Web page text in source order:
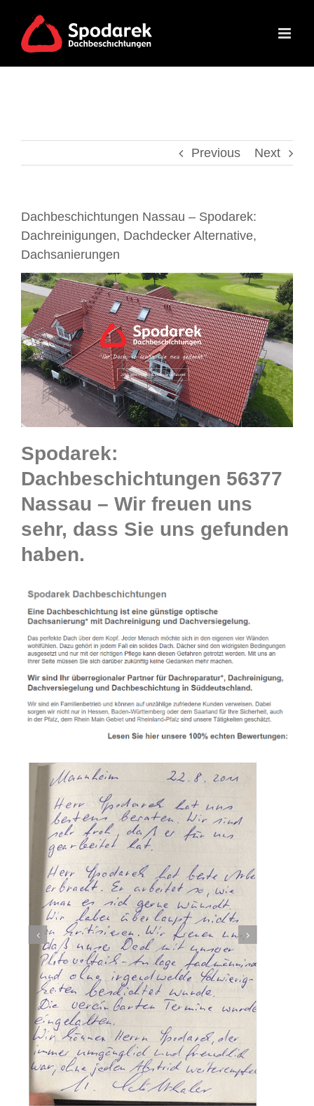
content
Previous Next
Dachbeschichtungen Nassau – Spodarek:
Dachreinigungen, Dachdecker Alternative,
Dachsanierungen
Spodarek:
Dachbeschichtungen 56377
Nassau – Wir freuen uns
sehr, dass Sie uns gefunden
haben.